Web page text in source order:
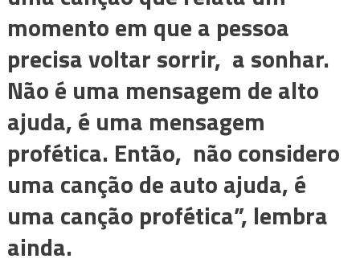
momento em que a pessoa
precisa voltar sorrir, a sonhar.
Não é uma mensagem de alto
ajuda, é uma mensagem
profética. Então, não considero
uma canção de auto ajuda, é
uma canção profética”, lembra
ainda.